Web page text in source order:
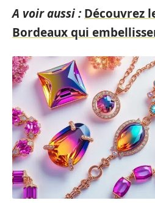
A voir aussi : Découvrez
Bordeaux qui